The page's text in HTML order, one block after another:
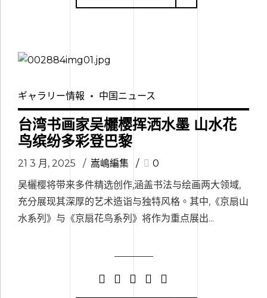
ギャラリー情報 中国ニュース
台湾书画家吴欐樱挥洒水墨 山水花
鸟缤纷多彩登巴黎
21 3 月, 2025 嵩嶋編集
0
吴欐樱将带来多件精选创作,涵盖书法与绘画两大领域,
充分展现其深厚的艺术造诣与独特风格。其中,《京扇山
水系列》与《京扇花鸟系列》将作为重点展出...